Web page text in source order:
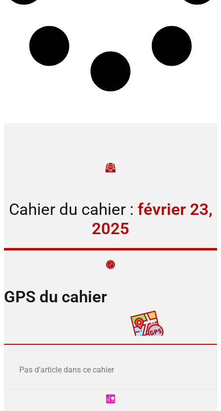
Cahier du cahier : février 23,
2025
GPS du cahier
Pas d'article dans ce cahier